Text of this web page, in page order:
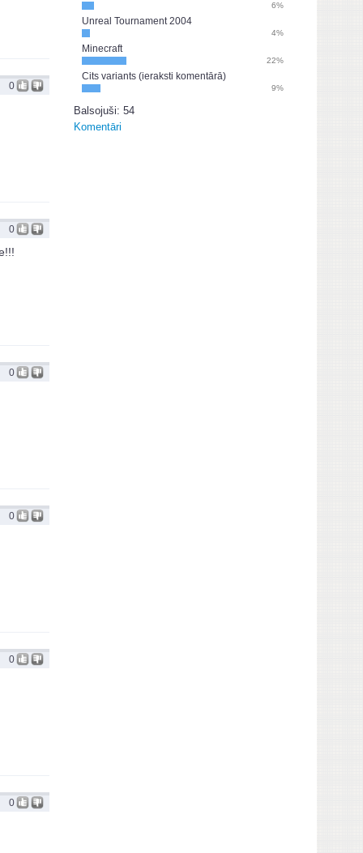
0
0
0
0
0
0
6%
Unreal Tournament 2004
4%
Minecraft
22%
Cits variants (ieraksti komentārā)
9%
Balsojuši: 54
Komentāri